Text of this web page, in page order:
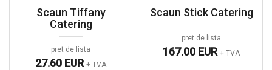
Scaun Tiffany
Catering
pret de lista
27.60 EUR + TVA
Scaun Stick Catering
pret de lista
167.00 EUR + TVA